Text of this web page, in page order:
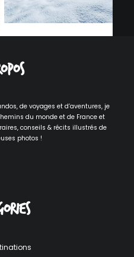
de voyages et d’aventures, je
du monde et de France et
conseils & récits illustrés de
photos !